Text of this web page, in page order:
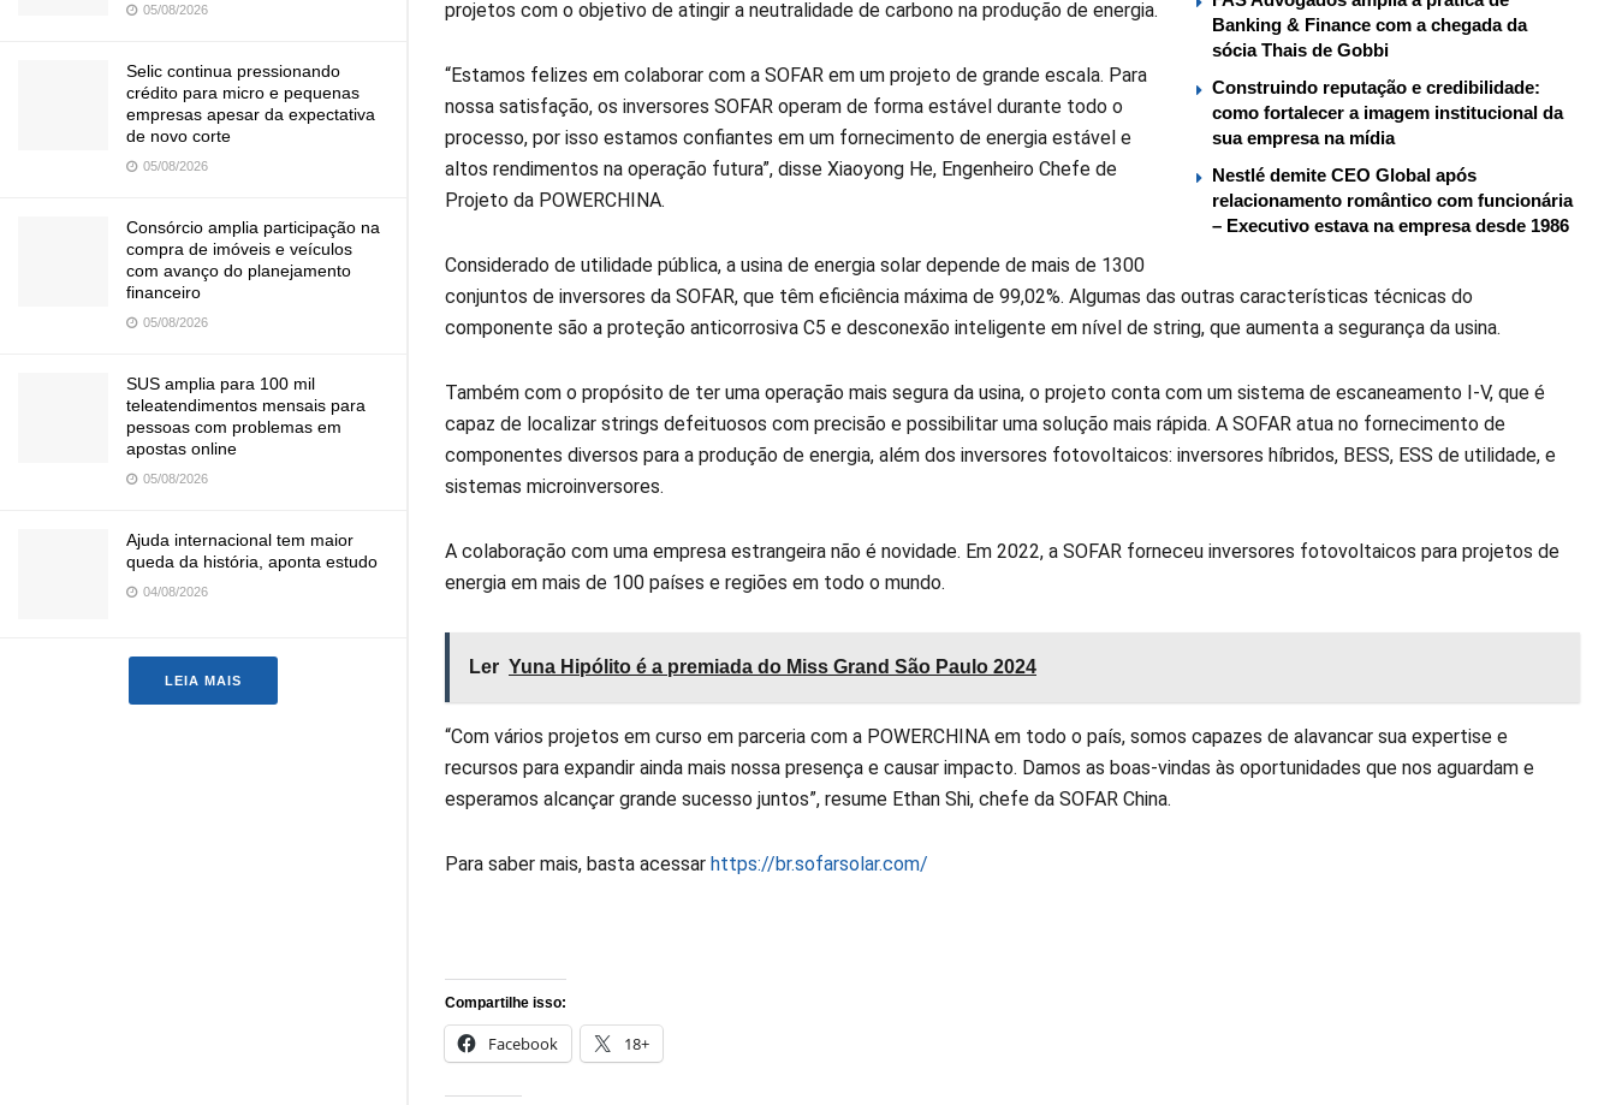
05/08/2026
Selic continua pressionando
crédito para micro e pequenas
empresas apesar da expectativa
de novo corte
05/08/2026
Consórcio amplia participação na
compra de imóveis e veículos
com avanço do planejamento
financeiro
05/08/2026
SUS amplia para 100 mil
teleatendimentos mensais para
pessoas com problemas em
apostas online
05/08/2026
Ajuda internacional tem maior
queda da história, aponta estudo
04/08/2026
LEIA MAIS
Banking & Finance com a chegada da
sócia Thais de Gobbi
Construindo reputação e credibilidade:
como fortalecer a imagem institucional da
sua empresa na mídia
Nestlé demite CEO Global após
relacionamento romântico com funcionária
– Executivo estava na empresa desde 1986
projetos com o objetivo de atingir a neutralidade de carbono na produção de energia.
“Estamos felizes em colaborar com a SOFAR em um projeto de grande escala. Para
nossa satisfação, os inversores SOFAR operam de forma estável durante todo o
processo, por isso estamos confiantes em um fornecimento de energia estável e
altos rendimentos na operação futura”, disse Xiaoyong He, Engenheiro Chefe de
Projeto da POWERCHINA.
Considerado de utilidade pública, a usina de energia solar depende de mais de 1300
conjuntos de inversores da SOFAR, que têm eficiência máxima de 99,02%. Algumas das outras características técnicas do
componente são a proteção anticorrosiva C5 e desconexão inteligente em nível de string, que aumenta a segurança da usina.
Também com o propósito de ter uma operação mais segura da usina, o projeto conta com um sistema de escaneamento I-V, que é
capaz de localizar strings defeituosos com precisão e possibilitar uma solução mais rápida. A SOFAR atua no fornecimento de
componentes diversos para a produção de energia, além dos inversores fotovoltaicos: inversores híbridos, BESS, ESS de utilidade, e
sistemas microinversores.
A colaboração com uma empresa estrangeira não é novidade. Em 2022, a SOFAR forneceu inversores fotovoltaicos para projetos de
energia em mais de 100 países e regiões em todo o mundo.
Ler Yuna Hipólito é a premiada do Miss Grand São Paulo 2024
“Com vários projetos em curso em parceria com a POWERCHINA em todo o país, somos capazes de alavancar sua expertise e
recursos para expandir ainda mais nossa presença e causar impacto. Damos as boas-vindas às oportunidades que nos aguardam e
esperamos alcançar grande sucesso juntos”, resume Ethan Shi, chefe da SOFAR China.
Para saber mais, basta acessar https://br.sofarsolar.com/
Compartilhe isso:
Facebook 18+